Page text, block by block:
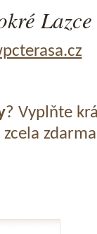
? Vyplňte
zcela